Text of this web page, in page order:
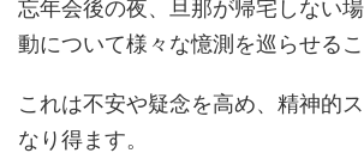
忘年会後の夜、旦那が帰宅しない
動について様々な憶測を巡らせるこ
これは不安や疑念を高め、精神的
なり得ます。